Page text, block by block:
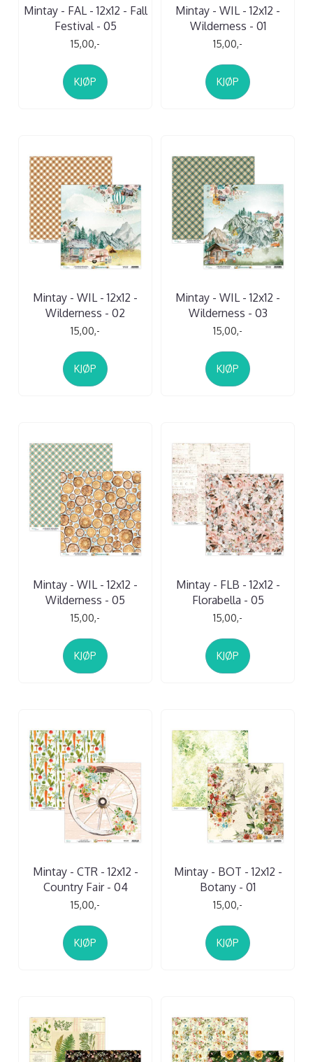
Mintay - FAL - 12x12 - Fall
Festival - 05
15,00,-
KJØP
Mintay - WIL - 12x12 -
Wilderness - 01
15,00,-
KJØP
Mintay - WIL - 12x12 -
Wilderness - 02
15,00,-
KJØP
Mintay - WIL - 12x12 -
Wilderness - 03
15,00,-
KJØP
Mintay - WIL - 12x12 -
Wilderness - 05
15,00,-
KJØP
Mintay - FLB - 12x12 -
Florabella - 05
15,00,-
KJØP
Mintay - CTR - 12x12 -
Country Fair - 04
15,00,-
KJØP
Mintay - BOT - 12x12 -
Botany - 01
15,00,-
KJØP